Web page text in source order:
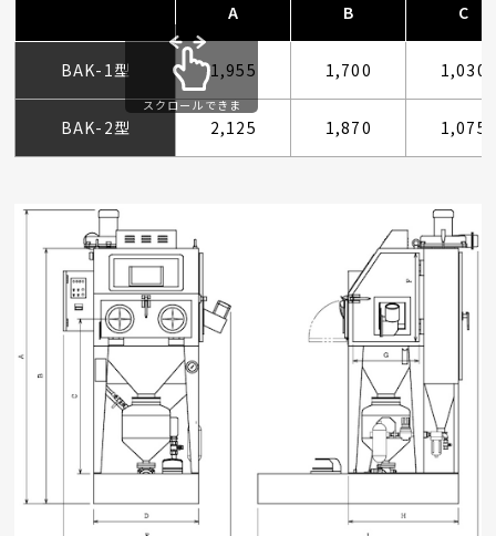
A B C
BAK-1型 1,955 1,700 1,030
BAK-2型 2,125 1,870 1,075
スクロールできま